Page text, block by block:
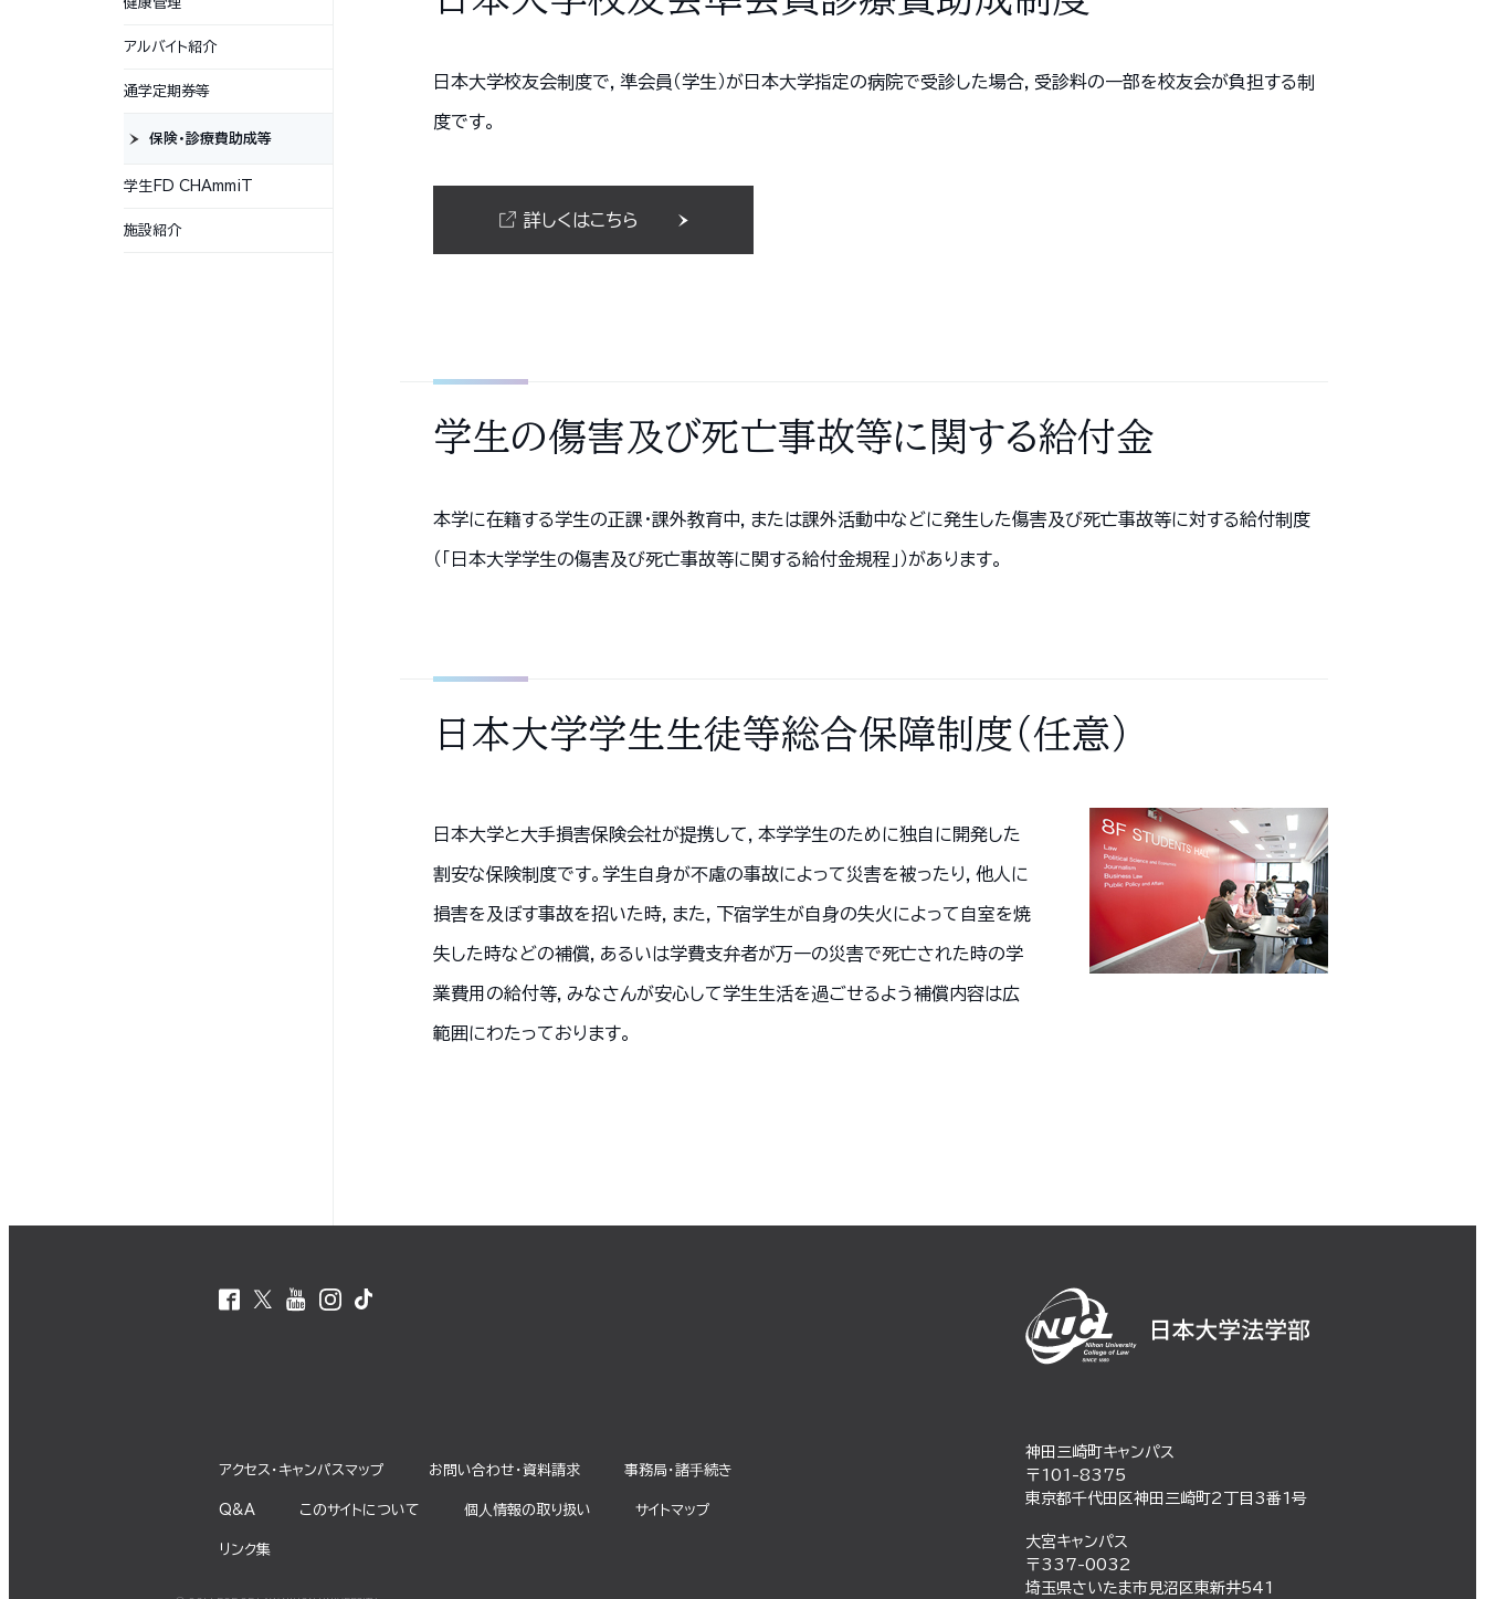
日本大学校友会制度で，準会員（学生）が日本大学指定の病院で受診した場合，受診料の一部を校友会が負担する制
度です。
詳しくはこちら
学生の傷害及び死亡事故等に関する給付金
本学に在籍する学生の正課・課外教育中，または課外活動中などに発生した傷害及び死亡事故等に対する給付制度
（｢日本大学学生の傷害及び死亡事故等に関する給付金規程｣）があります。
日本大学学生生徒等総合保障制度（任意）
日本大学と大手損害保険会社が提携して，本学学生のために独自に開発した
割安な保険制度です。学生自身が不慮の事故によって災害を被ったり，他人に
損害を及ぼす事故を招いた時，また，下宿学生が自身の失火によって自室を焼
失した時などの補償，あるいは学費支弁者が万一の災害で死亡された時の学
業費用の給付等，みなさんが安心して学生生活を過ごせるよう補償内容は広
範囲にわたっております。
アルバイト紹介
通学定期券等
保険・診療費助成等
学生FD CHAmmiT
施設紹介
神田三崎町キャンパス
〒101-8375
東京都千代田区神田三崎町2丁目3番1号
大宮キャンパス
〒337-0032
埼玉県さいたま市見沼区東新井541
アクセス・キャンパスマップ お問い合わせ・資料請求 事務局・諸⼿続き
Q&A このサイトについて 個⼈情報の取り扱い サイトマップ
リンク集